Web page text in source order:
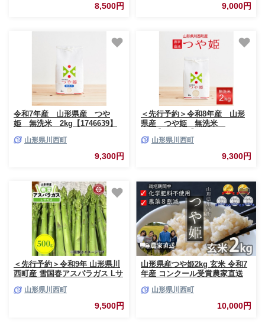
8,500円 9,000円
令和7年産 山形県産 つや
姫 無洗米 2kg【1746639】
山形県川西町
9,300円
＜先行予約＞令和8年産 山形
県産 つや姫 無洗米
山形県川西町
9,300円
＜先行予約＞令和9年 山形県川
西町産 雪国春アスパラガス Lサ
山形県川西町
9,500円
山形県産つや姫2kg 玄米 令和7
年産 コンクール受賞農家直送
山形県川西町
10,000円